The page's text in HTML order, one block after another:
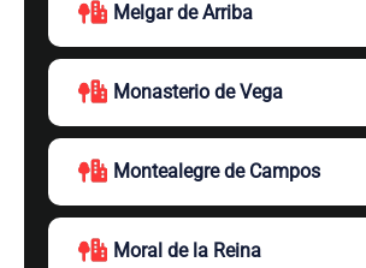
Melgar de Arriba
Monasterio de Vega
Montealegre de Campos
Moral de la Reina